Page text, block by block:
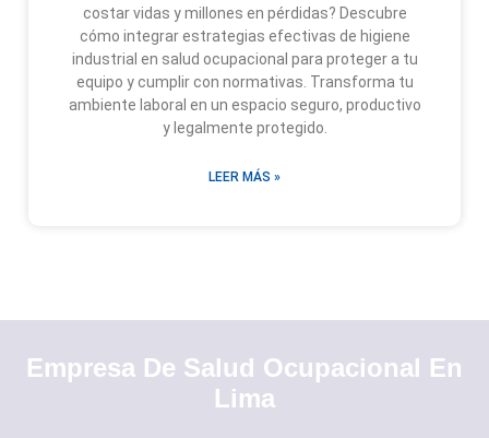
costar vidas y millones en pérdidas? Descubre
cómo integrar estrategias efectivas de higiene
industrial en salud ocupacional para proteger a tu
equipo y cumplir con normativas. Transforma tu
ambiente laboral en un espacio seguro, productivo
y legalmente protegido.
LEER MÁS »
Empresa De Salud Ocupacional En
Lima